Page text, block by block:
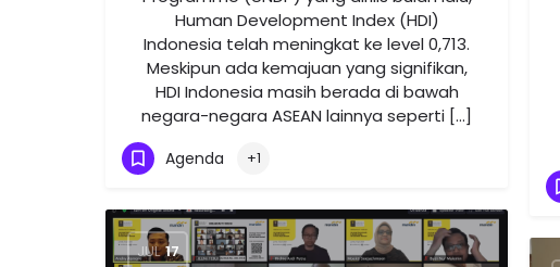
Human Development Index (HDI)
Indonesia telah meningkat ke level 0,713.
Meskipun ada kemajuan yang signifikan,
HDI Indonesia masih berada di bawah
negara-negara ASEAN lainnya seperti […]
Agenda +1
JUL 17